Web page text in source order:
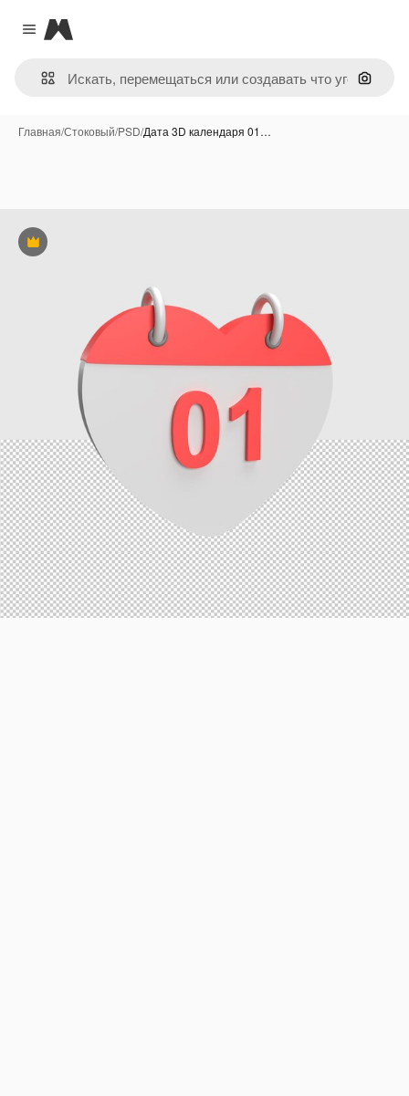
Close menu
Magnific
Поиск
Главная/Стоковый/PSD/Дата 3D календаря 01…
Премиум